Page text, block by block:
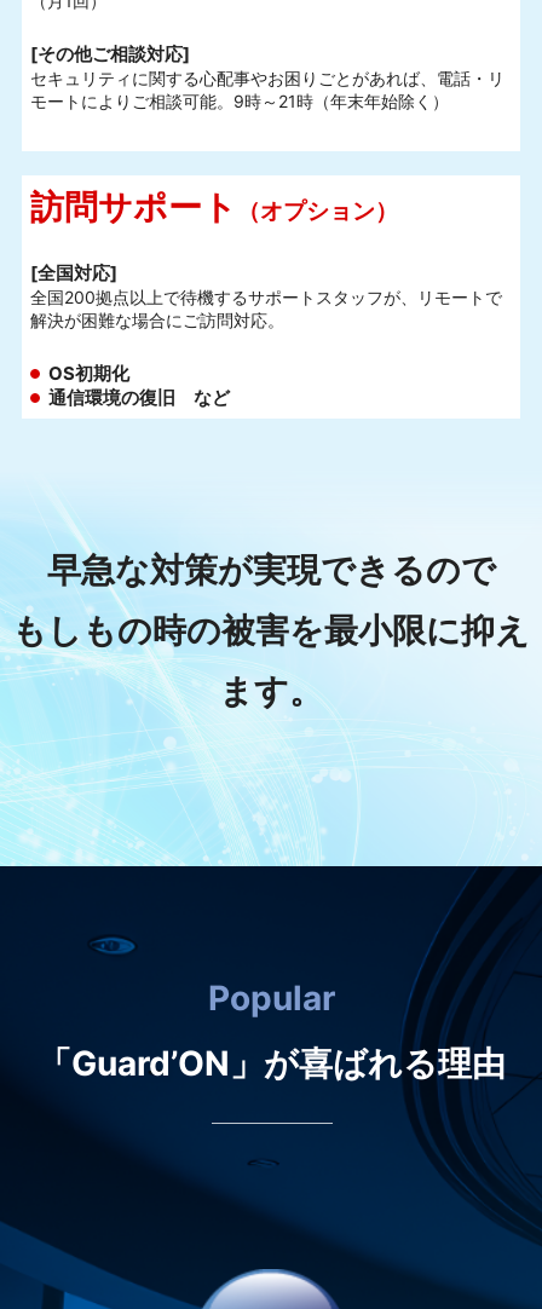
[その他ご相談対応]
セキュリティに関する心配事やお困りごとがあれば、電話・リ
モートによりご相談可能。9時～21時（年末年始除く）
訪問サポート （オプション）
[全国対応]
全国200拠点以上で待機するサポートスタッフが、リモートで
解決が困難な場合にご訪問対応。
OS初期化
通信環境の復旧 など
早急な対策が実現できるので
もしもの時の被害を最小限に抑え
ます。
Popular
「Guard’ON」が喜ばれる理由